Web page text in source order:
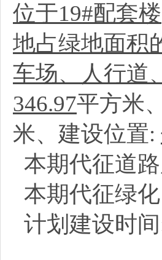
位于19#配套楼
地占绿地面积
车场、人行道
346.97平方米
米、建设位置:
本期代征道
本期代征绿化
计划建设时